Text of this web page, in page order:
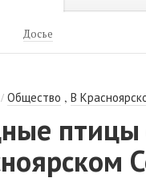
Досье
/Общество ,В
птицы